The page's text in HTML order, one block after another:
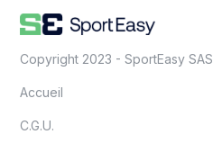
Copyright 2023 - SportEasy SAS
Accueil
C.G.U.